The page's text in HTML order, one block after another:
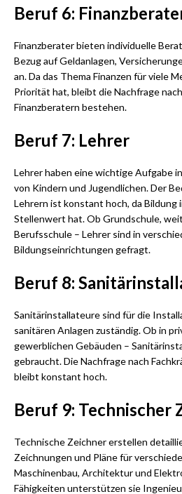
Beruf 6:
Finanzberater bieten individuelle
Bezug auf Geldanlagen,
an. Da das Thema Finanzen für viele
Priorität hat, bleibt die Nachfrage
Finanzberatern bestehen.
Beruf 7: Lehrer
Lehrer haben eine wichtige Aufgabe
von Kindern und Jugendlichen. Der
Lehrern ist konstant hoch, da Bildung
Stellenwert hat. Ob Grundschule,
Berufsschule – Lehrer sind in
Bildungseinrichtungen gefragt.
Beruf 8:
Sanitärinstallateure sind für die
sanitären Anlagen zuständig. Ob in
gewerblichen Gebäuden –
gebraucht. Die Nachfrage nach
bleibt konstant hoch.
Beruf 9: Technischer
Technische Zeichner erstellen
Zeichnungen und Pläne für
Maschinenbau, Architektur und
Fähigkeiten unterstützen sie